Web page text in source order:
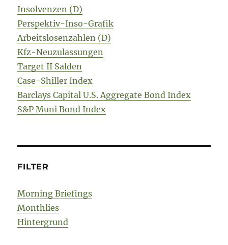
Insolvenzen (D)
Perspektiv-Inso-Grafik
Arbeitslosenzahlen (D)
Kfz-Neuzulassungen
Target II Salden
Case-Shiller Index
Barclays Capital U.S. Aggregate Bond Index
S&P Muni Bond Index
FILTER
Morning Briefings
Monthlies
Hintergrund